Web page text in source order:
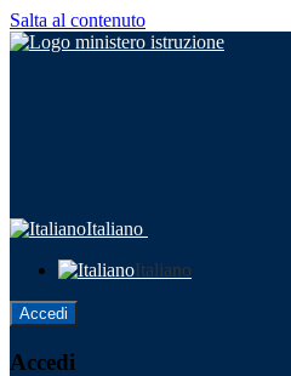
Salta al contenuto
Italiano
Italiano
Accedi
Accedi